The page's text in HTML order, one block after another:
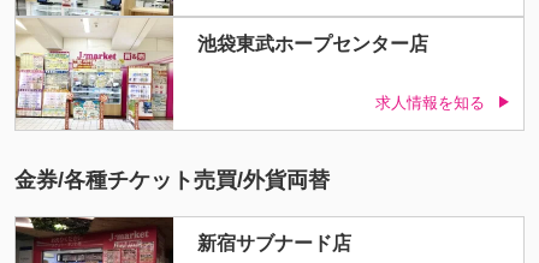
池袋東武ホープセンター店
求人情報を知る
金券/各種チケット売買/外貨両替
新宿サブナード店